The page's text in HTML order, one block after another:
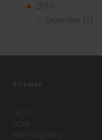
2010
Dezember (1)
SITEMAP
PACS
HCM
Mammography